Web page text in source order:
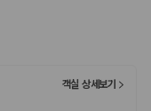
객실 상세보기